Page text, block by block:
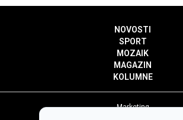
NOVOSTI
SPORT
MOZAIK
MAGAZIN
KOLUMNE
Marketing